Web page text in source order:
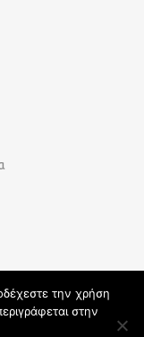
Reserved | An
την χρήση
στην